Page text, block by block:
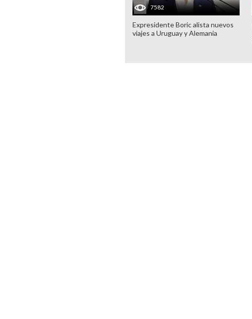
7582
Expresidente Boric alista nuevos
viajes a Uruguay y Alemania